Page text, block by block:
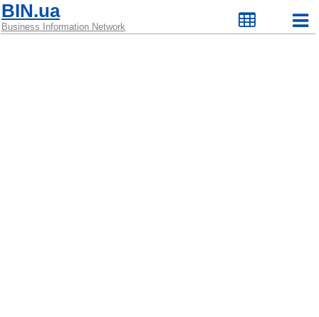
BIN.ua
Business Information Network